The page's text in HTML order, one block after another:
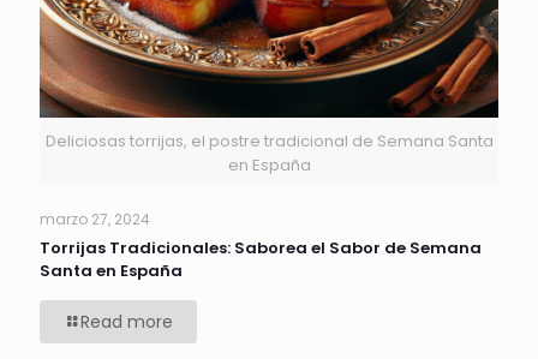
Deliciosas torrijas, el postre tradicional de Semana Santa
en España
marzo 27, 2024
Torrijas Tradicionales: Saborea el Sabor de Semana
Santa en España
Read more